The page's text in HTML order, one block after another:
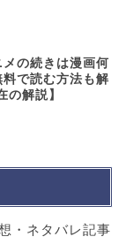
メの続きは漫画何
で読む方法も解
の解説】
・ネタバレ記事